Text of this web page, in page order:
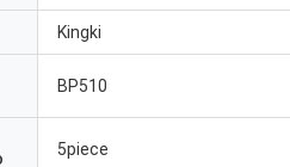
Kingki
BP510
5piece